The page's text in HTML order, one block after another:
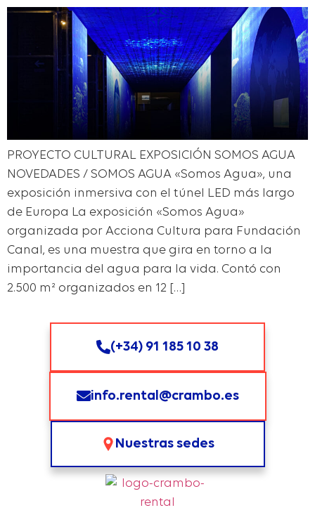
PROYECTO CULTURAL EXPOSICIÓN SOMOS AGUA
NOVEDADES / SOMOS AGUA «Somos Agua», una
exposición inmersiva con el túnel LED más largo
de Europa La exposición «Somos Agua»
organizada por Acciona Cultura para Fundación
Canal, es una muestra que gira en torno a la
importancia del agua para la vida. Contó con
2.500 m² organizados en 12 […]
(+34) 91 185 10 38
info.rental@crambo.es
Nuestras sedes